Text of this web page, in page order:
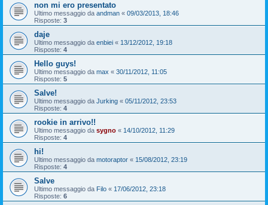
non mi ero presentato
Ultimo messaggio da andman « 09/03/2013, 18:46
Risposte: 3
daje
Ultimo messaggio da enbiei « 13/12/2012, 19:18
Risposte: 4
Hello guys!
Ultimo messaggio da max « 30/11/2012, 11:05
Risposte: 5
Salve!
Ultimo messaggio da Jurking « 05/11/2012, 23:53
Risposte: 4
rookie in arrivo!!
Ultimo messaggio da sygno « 14/10/2012, 11:29
Risposte: 4
hi!
Ultimo messaggio da motoraptor « 15/08/2012, 23:19
Risposte: 4
Salve
Ultimo messaggio da Filo « 17/06/2012, 23:18
Risposte: 6